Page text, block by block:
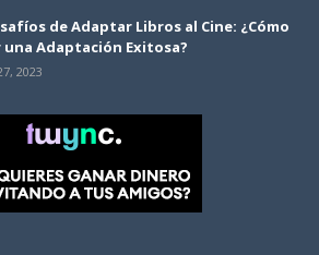
de Adaptar Libros al Cine: ¿Cómo
una Adaptación Exitosa?
2023